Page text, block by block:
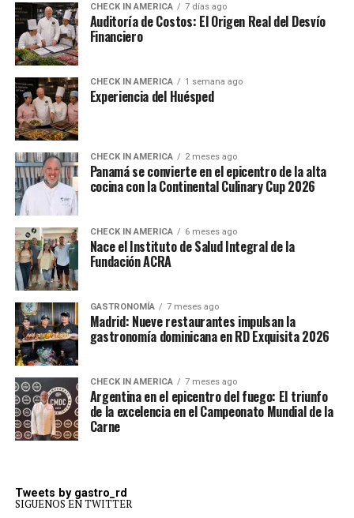
CHECK IN AMERICA 7 días ago
Auditoría de Costos: El Origen Real del Desvío
Financiero
CHECK IN AMERICA 1 semana ago
Experiencia del Huésped
CHECK IN AMERICA 2 meses ago
Panamá se convierte en el epicentro de la alta
cocina con la Continental Culinary Cup 2026
CHECK IN AMERICA 6 meses ago
Nace el Instituto de Salud Integral de la
Fundación ACRA
GASTRONOMÍA 7 meses ago
Madrid: Nueve restaurantes impulsan la
gastronomía dominicana en RD Exquisita 2026
CHECK IN AMERICA 7 meses ago
Argentina en el epicentro del fuego: El triunfo
de la excelencia en el Campeonato Mundial de la
Carne
Tweets by gastro_rd
SIGUENOS EN TWITTER